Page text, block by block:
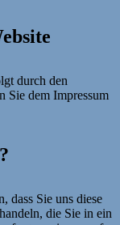
durch den
Sie dem Impressum
dass Sie uns diese
die Sie in ein